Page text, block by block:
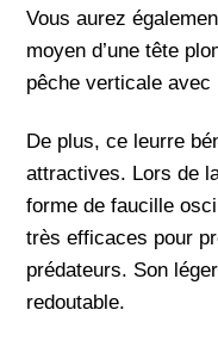
🎣 Hello,
Vous aurez
moyen d’une tête
pêche verticale avec
De plus, ce leurre
attractives. Lors de
forme de faucille
très efficaces pour
prédateurs. Son
redoutable.